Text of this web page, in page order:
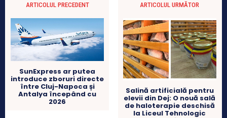
ARTICOLUL PRECEDENT
SunExpress ar putea
introduce zboruri directe
între Cluj-Napoca și
Antalya începând cu
2026
ARTICOLUL URMĂTOR
Salină artificială pentru
elevii din Dej: O nouă sală
de haloterapie deschisă
la Liceul Tehnologic